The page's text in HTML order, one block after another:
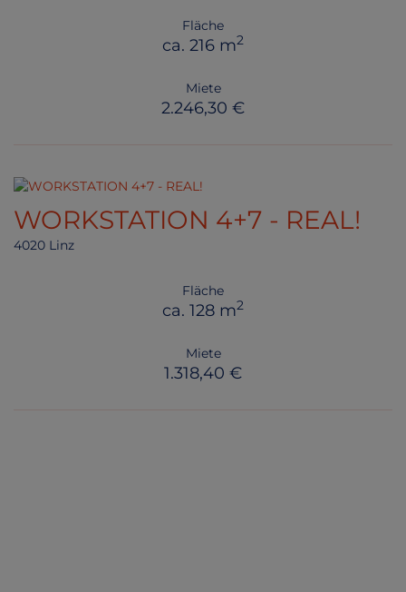
Fläche
ca. 216 m2
Miete
2.246,30 €
WORKSTATION 4+7 - REAL!
4020 Linz
Fläche
ca. 128 m2
Miete
1.318,40 €